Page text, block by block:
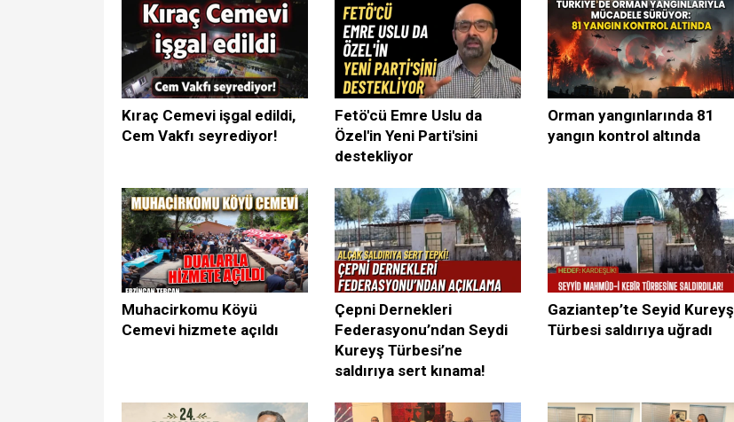
Kıraç Cemevi işgal edildi,
Cem Vakfı seyrediyor!
Fetö'cü Emre Uslu da
Özel'in Yeni Parti'sini
destekliyor
Orman yangınlarında 81
yangın kontrol altında
Muhacirkomu Köyü
Cemevi hizmete açıldı
Çepni Dernekleri
Federasyonu’ndan Seydi
Kureyş Türbesi’ne
saldırıya sert kınama!
Gaziantep’te Seyid Kureyş
Türbesi saldırıya uğradı